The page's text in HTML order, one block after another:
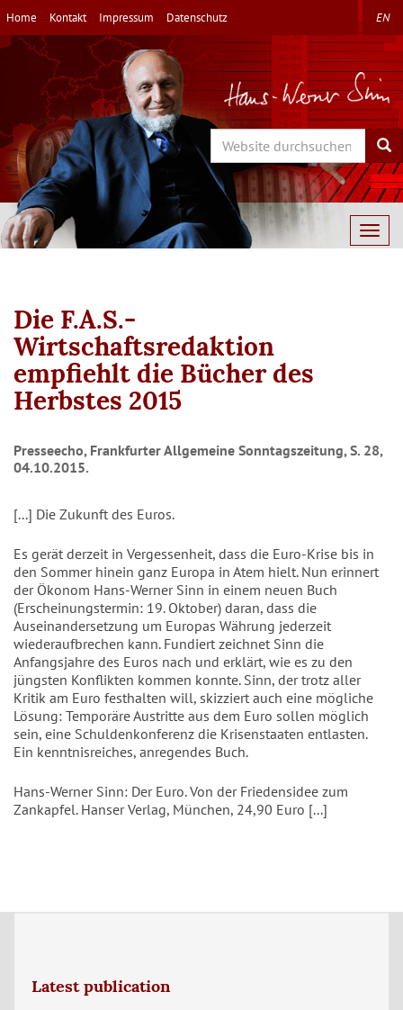
Direkt
zum
Inhalt
Home Kontakt Impressum Datenschutz EN
Search
Die F.A.S.-
Wirtschaftsredaktion
empfiehlt die Bücher des
Herbstes 2015
Presseecho, Frankfurter Allgemeine Sonntagszeitung, S. 28,
04.10.2015.
[...] Die Zukunft des Euros.
Es gerät derzeit in Vergessenheit, dass die Euro-Krise bis in
den Sommer hinein ganz Europa in Atem hielt. Nun erinnert
der Ökonom Hans-Werner Sinn in einem neuen Buch
(Erscheinungstermin: 19. Oktober) daran, dass die
Auseinandersetzung um Europas Währung jederzeit
wiederaufbrechen kann. Fundiert zeichnet Sinn die
Anfangsjahre des Euros nach und erklärt, wie es zu den
jüngsten Konflikten kommen konnte. Sinn, der trotz aller
Kritik am Euro festhalten will, skizziert auch eine mögliche
Lösung: Temporäre Austritte aus dem Euro sollen möglich
sein, eine Schuldenkonferenz die Krisenstaaten entlasten.
Ein kenntnisreiches, anregendes Buch.
Hans-Werner Sinn: Der Euro. Von der Friedensidee zum
Zankapfel. Hanser Verlag, München, 24,90 Euro [...]
Latest publication